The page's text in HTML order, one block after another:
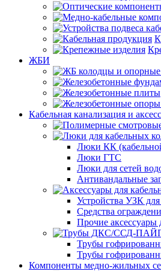
ЖБИ
Кабельная канализация и
Люки КК
Люки ГТС
Люки для сетей
Антивандальные
Устройства УЗК для
Средства
Прочие аксессуары
Трубы
Трубы
Компоненты медно-жильных